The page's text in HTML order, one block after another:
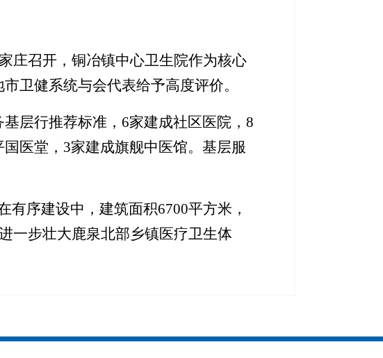
庄召开，铜冶镇中心卫生院作为核心
卫健系统与会代表给予高度评价。
层行推荐标准，6家建成社区医院，8
医堂，3家建成旗舰中医馆。基层服
有序建设中，建筑面积6700平方米，
一步壮大鹿泉北部乡镇医疗卫生体